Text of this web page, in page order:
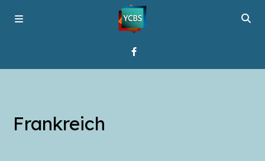
Programme
Frankreich